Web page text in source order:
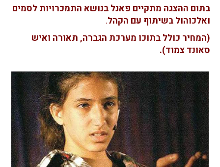
בתום ההצגה מתקיים פאנל בנושא התמכרויות לסמים
ואלכוהול בשיתוף עם הקהל.
(המחיר כולל בתוכו מערכת הגברה, תאורה ואיש
סאונד צמוד).